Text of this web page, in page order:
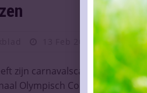
zijn carnavalscampagne
Olympisch Comité. In de